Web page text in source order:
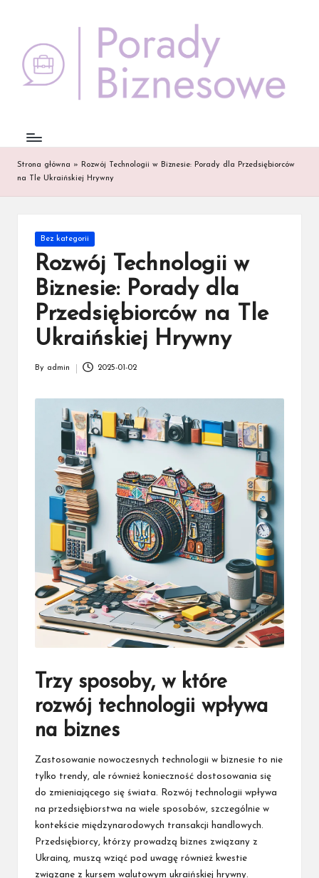
content
Strona główna »
Rozwój Technologii w Biznesie: Porady dla Przedsiębiorców
na Tle Ukraińskiej Hrywny
Posted
in
Bez kategorii
Rozwój Technologii w
Biznesie: Porady dla
Przedsiębiorców na Tle
Ukraińskiej Hrywny
By admin 2025-01-02
Trzy sposoby, w które
rozwój technologii wpływa
na biznes
Zastosowanie nowoczesnych technologii w biznesie to nie
tylko trendy, ale również konieczność dostosowania się
do zmieniającego się świata. Rozwój technologii wpływa
na przedsiębiorstwa na wiele sposobów, szczególnie w
kontekście międzynarodowych transakcji handlowych.
Przedsiębiorcy, którzy prowadzą biznes związany z
Ukrainą, muszą wziąć pod uwagę również kwestie
związane z kursem walutowym ukraińskiej hrywny.